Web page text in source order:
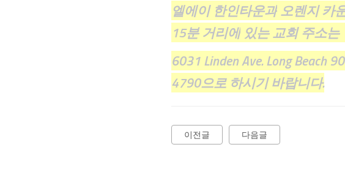
엘에이 한인타운과오렌지 카
15분거리에 있는 교회 주소
6031 Linden Ave. Long Beach
4790으로 하시기 바랍니다.
다음글
이전글